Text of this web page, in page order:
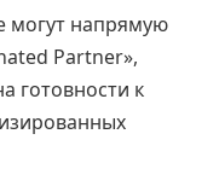
могут напрямую
Partner»,
готовности к